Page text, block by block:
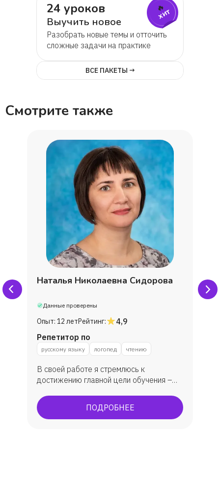
24 уроков
Выучить новое
Разобрать новые темы и отточить
сложные задачи на практике
🔥
хит
ВСЕ ПАКЕТЫ →
Смотрите также
Наталья Николаевна Сидорова
Данные проверены
Опыт: 12 летРейтинг:
4,9
Репетитор по
русскому языку логопед чтению
В своей работе я стремлюсь к
достижению главной цели обучения –
учащихся. Стараюсь отыскать приемы и
методы, которые шаг за шагом
ПОДРОБНЕЕ